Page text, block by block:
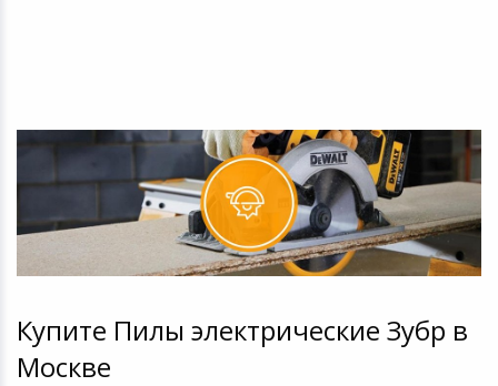
Купите Пилы электрические Зубр в
Москве